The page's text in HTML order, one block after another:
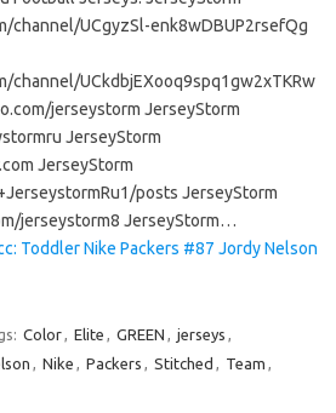
channel/UCgyzSl-enk8wDBUP2rsefQg
channel/UCkdbjEXooq9spq1gw2xTKRw
jerseystorm JerseyStorm
JerseyStorm
JerseyStorm
posts JerseyStorm
jerseystorm8 JerseyStorm…
Toddler Nike Packers #87 Jordy Nelson
Color, Elite , GREEN , jerseys ,
, Nike , Packers , Stitched , Team ,